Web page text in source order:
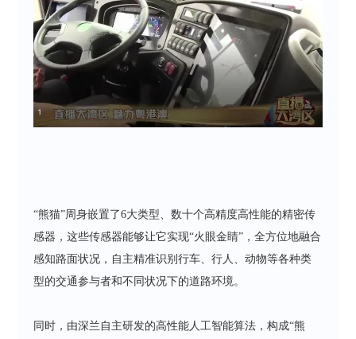
“熊猫”周身嵌置了6大类型、数十个高精度高性能的精密传
感器，这些传感器能够让它实现“火眼金睛”，全方位地融合
感知路面状况，自主精准识别行车、行人、动物等各种类
型的交通参与者和不同状况下的道路环境。
同时，由深兰自主研发的高性能人工智能算法，构成“熊